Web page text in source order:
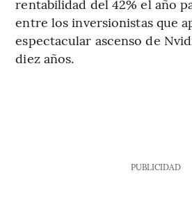
rentabilidad del 42% el año
entre los inversionistas que
espectacular ascenso de
diez años.
PUBLICIDAD